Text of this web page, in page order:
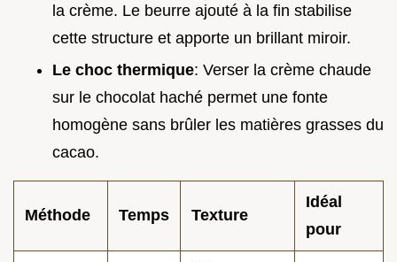
la crème. Le beurre ajouté à la fin stabilise
cette structure et apporte un brillant miroir.
Le choc thermique: Verser la crème chaude
sur le chocolat haché permet une fonte
homogène sans brûler les matières grasses du
cacao.
Méthode Temps Texture
Idéal
pour